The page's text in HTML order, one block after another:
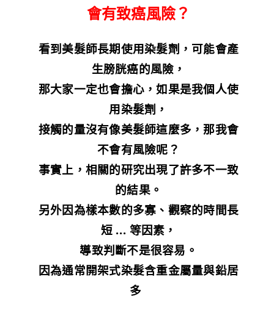
會有致癌風險？
看到美髮師長期使用染髮劑，可能會產
生膀胱癌的風險，
那大家一定也會擔心，如果是我個人使
用染髮劑，
接觸的量沒有像美髮師這麼多，那我會
不會有風險呢？
事實上，相關的研究出現了許多不一致
的結果。
另外因為樣本數的多寡、觀察的時間長
短 … 等因素，
導致判斷不是很容易。
因為通常開架式染髮含重金屬量與鉛居
多